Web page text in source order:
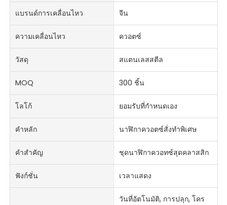
แบรนด์การเคลื่อนไหว จีน
ความเคลื่อนไหว ควอตซ์
วัสดุ สแตนเลสสตีล
MOQ 300 ชิ้น
โลโก้ ยอมรับที่กำหนดเอง
คำหลัก นาฬิกาควอตซ์สั่งทำพิเศษ
คำสำคัญ ชุดนาฬิกาควอทซ์สุดคลาสสิก
ฟังก์ชั่น เวลาแสดง
วันที่อัตโนมัติ, การปลุก, โคร